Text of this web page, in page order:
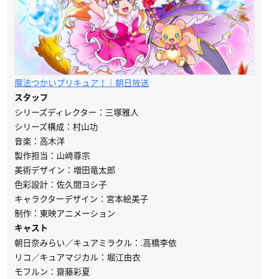
魔法つかいプリキュア！｜朝日放送
スタッフ
シリーズディレクター：三塚雅人
シリーズ構成：村山功
音楽：高木洋
製作担当：山﨑尊宗
美術デザイン：増田竜太郎
色彩設計：佐久間ヨシ子
キャラクターデザイン：宮本絵美子
制作：東映アニメーション
キャスト
朝日奈みらい／キュアミラクル：.高橋李依
リコ／キュアマジカル：堀江由衣
モフルン：齋藤彩夏